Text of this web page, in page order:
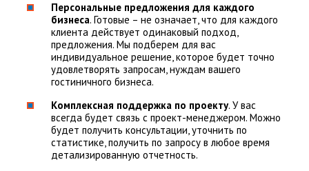
Персональные предложения для каждого
бизнеса. Готовые – не означает, что для каждого
клиента действует одинаковый подход,
предложения. Мы подберем для вас
индивидуальное решение, которое будет точно
удовлетворять запросам, нуждам вашего
гостиничного бизнеса.
Комплексная поддержка по проекту. У вас
всегда будет связь с проект-менеджером. Можно
будет получить консультации, уточнить по
статистике, получить по запросу в любое время
детализированную отчетность.